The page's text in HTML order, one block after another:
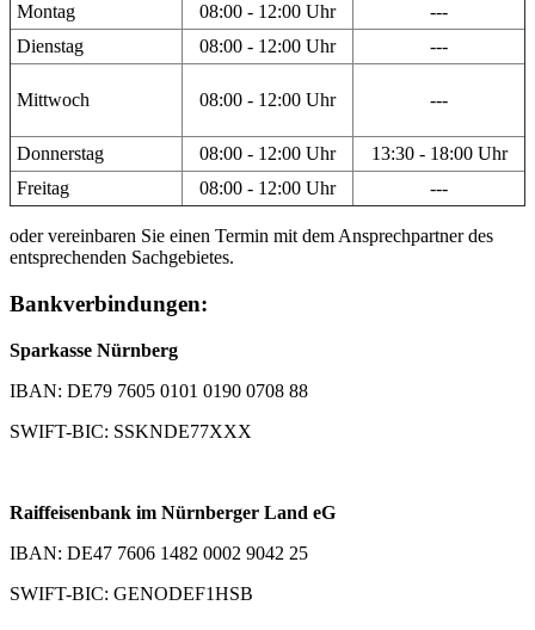
Montag 08:00 - 12:00 Uhr
---
Dienstag
08:00 - 12:00 Uhr ---
Mittwoch 08:00 - 12:00 Uhr ---
Donnerstag 08:00 - 12:00 Uhr
13:30 - 18:00 Uhr
Freitag
08:00 - 12:00 Uhr ---
oder vereinbaren Sie einen Termin mit dem Ansprechpartner des
entsprechenden Sachgebietes.
Bankverbindungen:
Sparkasse Nürnberg
IBAN: DE79 7605 0101 0190 0708 88
SWIFT-BIC: SSKNDE77XXX
Raiffeisenbank im Nürnberger Land eG
IBAN: DE47 7606 1482 0002 9042 25
SWIFT-BIC: GENODEF1HSB